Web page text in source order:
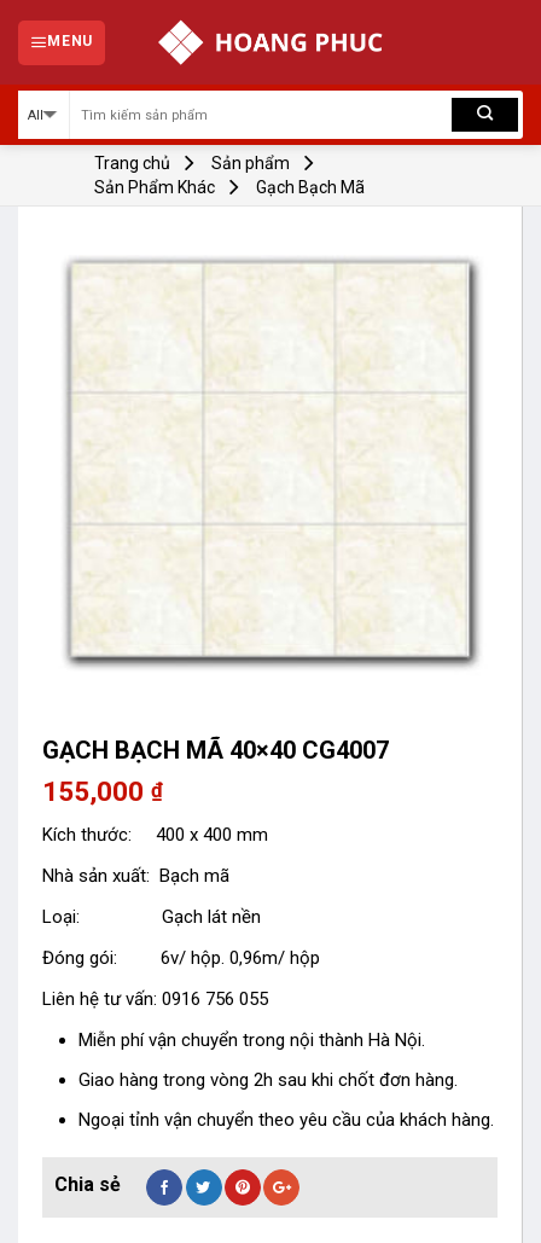
content
MENU
Trang chủ
Sản phẩm
Sản Phẩm Khác
Gạch Bạch Mã
GẠCH BẠCH MÃ 40×40 CG4007
155,000 ₫
Kích thước: 400 x 400 mm
Nhà sản xuất: Bạch mã
Loại: Gạch lát nền
Đóng gói: 6v/ hộp. 0,96m/ hộp
Liên hệ tư vấn: 0916 756 055
Miễn phí vận chuyển trong nội thành Hà Nội.
Giao hàng trong vòng 2h sau khi chốt đơn hàng.
Ngoại tỉnh vận chuyển theo yêu cầu của khách hàng.